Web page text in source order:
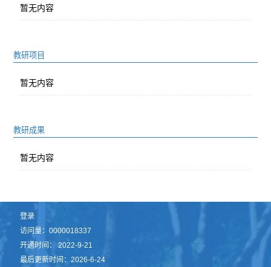
暂无内容
教研项目
暂无内容
教研成果
暂无内容
登录
访问量：0000018337
开通时间：2022-9-21
最后更新时间：2026-6-24